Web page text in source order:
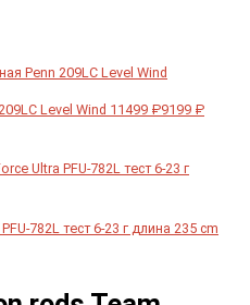
Level Wind 11499 ₽9199 ₽
782L тест 6-23 г длина 235 cm